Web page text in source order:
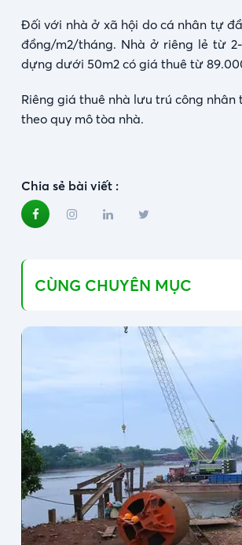
Đối với nhà ở xã hội do cá nhân tự
đồng/m2/tháng. Nhà ở riêng lẻ từ
dựng dưới 50m2 có giá thuê từ
Riêng giá thuê nhà lưu trú công
theo quy mô tòa nhà.
Chia sẻ bài viết :
CÙNG CHUYÊN MỤC